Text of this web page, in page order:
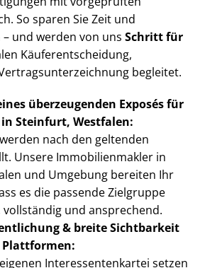
So sparen Sie Zeit und
und werden von uns Schritt für
Käu­fer­ent­schei­dung,
begleitet.
überzeugenden Exposés für
Steinfurt, Westfalen:
nach den geltenden
Unsere Im­mo­bi­li­en­mak­ler in
und Umgebung bereiten Ihr
es die passende Zielgruppe
und ansprechend.
& breite Sichtbarkeit
In­ter­es­sen­ten­kar­tei setzen